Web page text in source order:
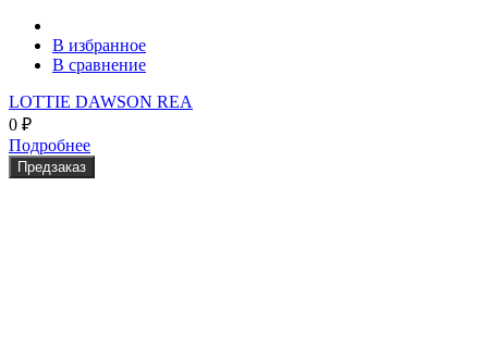
В избранное
В сравнение
LOTTIE DAWSON REA
0 ₽
Подробнее
Предзаказ